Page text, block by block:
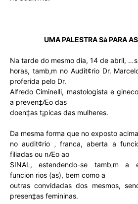
UMA PALESTRA Sà PARA
Na tarde do mesmo dia, 14 de abril,
horas, tamb‚m no Audit¢rio Dr.
proferida pelo Dr.
Alfredo Ciminelli, mastologista e
a preven‡Æo das
doen‡as t¡picas das mulheres.
Da mesma forma que no exposto
no audit¢rio ‚ franca, aberta a
filiadas ou nÆo ao
SINAL, estendendo-se tamb‚m
funcion rios (as), bem como a
outras convidadas dos mesmos,
presen‡as femininas.